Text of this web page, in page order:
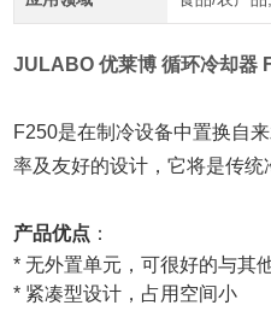
JULABO 优莱博 循环冷却器
F250是在制冷设备中置换自
率及友好的设计，它将是传统
产品优点 ：
*无外置单元，可很好的与其
* 紧凑型设计，占用空间小